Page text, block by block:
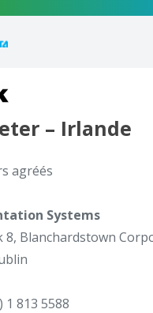
– Irlande
agréés
Systems
8, Blanchardstown
1 813 5588